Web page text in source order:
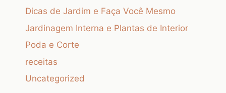
Dicas de Jardim e Faça Você Mesmo
Jardinagem Interna e Plantas de Interior
Poda e Corte
receitas
Uncategorized